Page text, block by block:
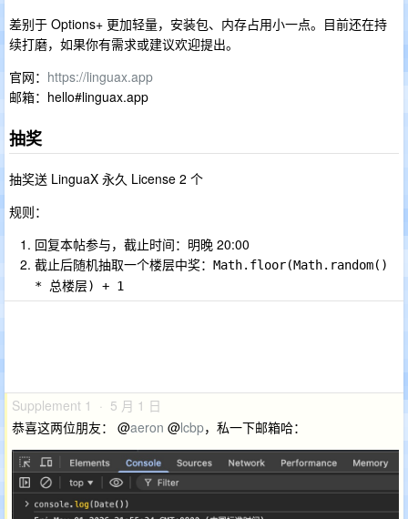
差别于 Options+ 更加轻量，安装包、内存占用小一点。目前还在持
续打磨，如果你有需求或建议欢迎提出。
官网： https://linguax.app
邮箱：hello#linguax.app
抽奖
抽奖送 LinguaX 永久 License 2 个
规则：
回复本帖参与，截止时间：明晚 20:00
截止后随机抽取一个楼层中奖： Math.floor(Math.random()
* 总楼层) + 1
Supplement 1 · 5 月 1 日
恭喜这两位朋友： @aeron @lcbp，私一下邮箱哈：